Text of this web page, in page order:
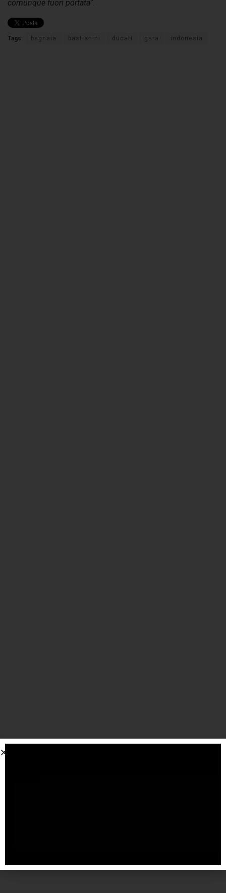
comunque fuori portata”.
Tags: bagnaia bastianini ducati gara indonesia